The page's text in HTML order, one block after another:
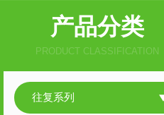
产品分类
PRODUCT CLASSIFICATION
往复系列